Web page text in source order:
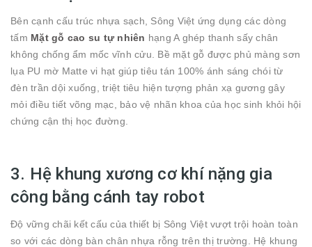
Bên cạnh cấu trúc nhựa sạch, Sông Việt ứng dụng các dòng
tấm Mặt gỗ cao su tự nhiên hạng A ghép thanh sấy chân
không chống ẩm mốc vĩnh cửu. Bề mặt gỗ được phủ màng sơn
lụa PU mờ Matte vi hạt giúp tiêu tán 100% ánh sáng chói từ
đèn trần dội xuống, triệt tiêu hiện tượng phản xạ gương gây
mỏi điều tiết võng mạc, bảo vệ nhãn khoa của học sinh khỏi hội
chứng cận thị học đường.
3. Hệ khung xương cơ khí nặng gia
công bằng cánh tay robot
Độ vững chãi kết cấu của thiết bị Sông Việt vượt trội hoàn toàn
so với các dòng bàn chân nhựa rỗng trên thị trường. Hệ khung